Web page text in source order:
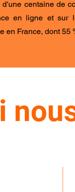
centaine de
en ligne et sur
France, dont 55